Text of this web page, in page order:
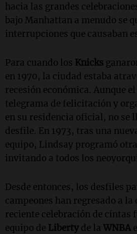
hacia las grandes
bajo Manhattan a menudo se
interrupciones que causaban
Para cuando los Knicks
en 1970, la ciudad estaba
recesión económica. Aunque
telegrama de felicitación y
en su residencia oficial, no se
desfile. En 1973, tras una
equipo, Lindsay programó
invitando a todos los
Desde entonces, los desfiles
campeones han regresado a la
reciente celebración de cintas
equipo de Liberty de la WNBA